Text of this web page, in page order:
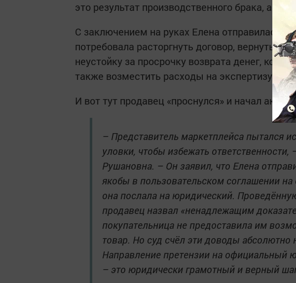
это результат производственного брака, а не
С заключением на руках Елена отправилась в
потребовала расторгнуть договор, вернуть
неустойку за просрочку возврата денег,
также возместить расходы на экспертизу и
И вот тут продавец «проснулся» и начал
– Представитель маркетплейса пытался
уловки, чтобы избежать
Рушановна. – Он заявил, что Елена
якобы в пользовательском соглашении на
она послала на юридический.
продавец назвал «ненадлежащим
покупательница не предоставила им
товар. Но суд счёл эти доводы абсолютно
Направление претензии на официальный
– это юридически грамотный и верный